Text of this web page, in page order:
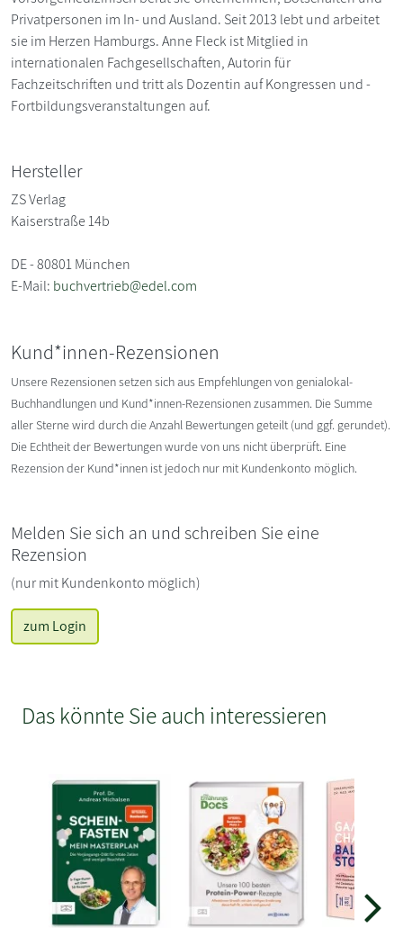
Privatpersonen im In- und Ausland. Seit 2013 lebt und arbeitet
sie im Herzen Hamburgs. Anne Fleck ist Mitglied in
internationalen Fachgesellschaften, Autorin für
Fachzeitschriften und tritt als Dozentin auf Kongressen und ­
Fortbildungsveranstaltungen auf.
Hersteller
ZS Verlag
Kaiserstraße 14b
DE - 80801 München
E-Mail: buchvertrieb@edel.com
Kund*innen-Rezensionen
Unsere Rezensionen setzen sich aus Empfehlungen von genialokal-
Buchhandlungen und Kund*innen-Rezensionen zusammen. Die Summe
aller Sterne wird durch die Anzahl Bewertungen geteilt (und ggf. gerundet).
Die Echtheit der Bewertungen wurde von uns nicht überprüft. Eine
Rezension der Kund*innen ist jedoch nur mit Kundenkonto möglich.
Melden Sie sich an und schreiben Sie eine
Rezension
(nur mit Kundenkonto möglich)
zum Login
Das könnte Sie auch interessieren